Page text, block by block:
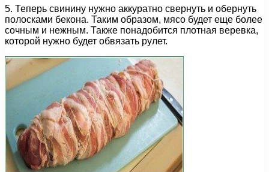
5. Теперь свинину нужно аккуратно свернуть и обернуть
полосками бекона. Таким образом, мясо будет еще более
сочным и нежным. Также понадобится плотная веревка,
которой нужно будет обвязать рулет.